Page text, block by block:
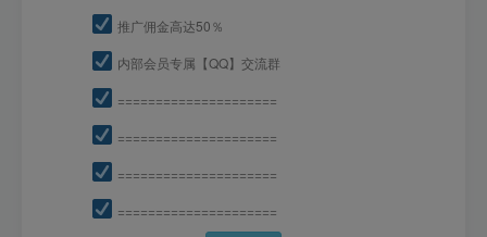
推广佣金高达50％
内部会员专属【QQ】交流群
=====================
=====================
=====================
=====================